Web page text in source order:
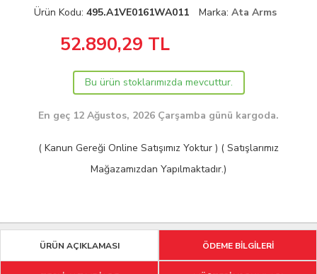
Ürün Kodu: 495.A1VE0161WA011 Marka: Ata Arms
52.890,29 TL
Bu ürün stoklarımızda mevcuttur.
En geç 12 Ağustos, 2026 Çarşamba günü kargoda.
( Kanun Gereği Online Satışımız Yoktur ) ( Satışlarımız
Mağazamızdan Yapılmaktadır.)
ÜRÜN AÇIKLAMASI ÖDEME BİLGİLERİ